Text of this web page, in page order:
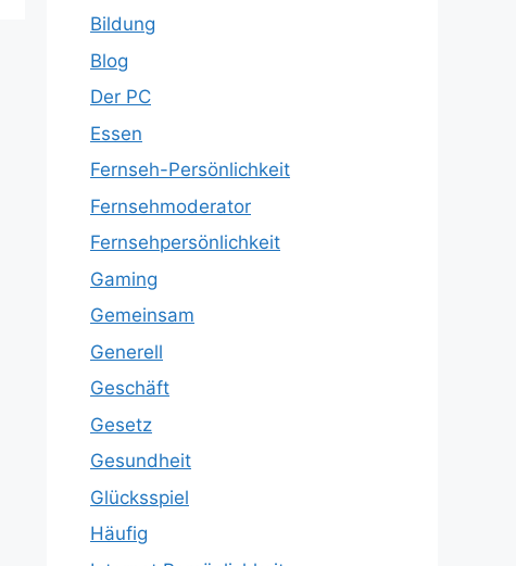
Bildung
Blog
Der PC
Essen
Fernseh-Persönlichkeit
Fernsehmoderator
Fernsehpersönlichkeit
Gaming
Gemeinsam
Generell
Geschäft
Gesetz
Gesundheit
Glücksspiel
Häufig